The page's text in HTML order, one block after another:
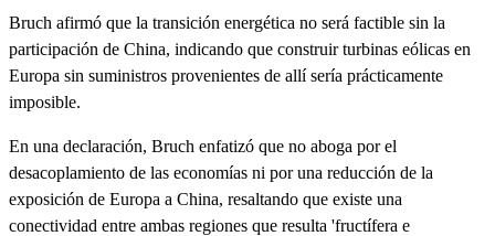
Bruch afirmó que la transición energética no será factible sin la
participación de China, indicando que construir turbinas eólicas en
Europa sin suministros provenientes de allí sería prácticamente
imposible.
En una declaración, Bruch enfatizó que no aboga por el
desacoplamiento de las economías ni por una reducción de la
exposición de Europa a China, resaltando que existe una
conectividad entre ambas regiones que resulta 'fructífera e